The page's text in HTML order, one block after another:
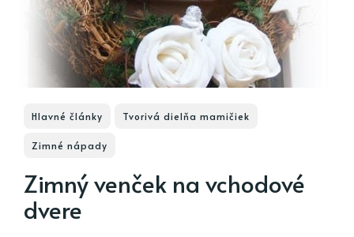
Hlavné články Tvorivá dielňa mamičiek
Zimné nápady
Zimný venček na vchodové
dvere